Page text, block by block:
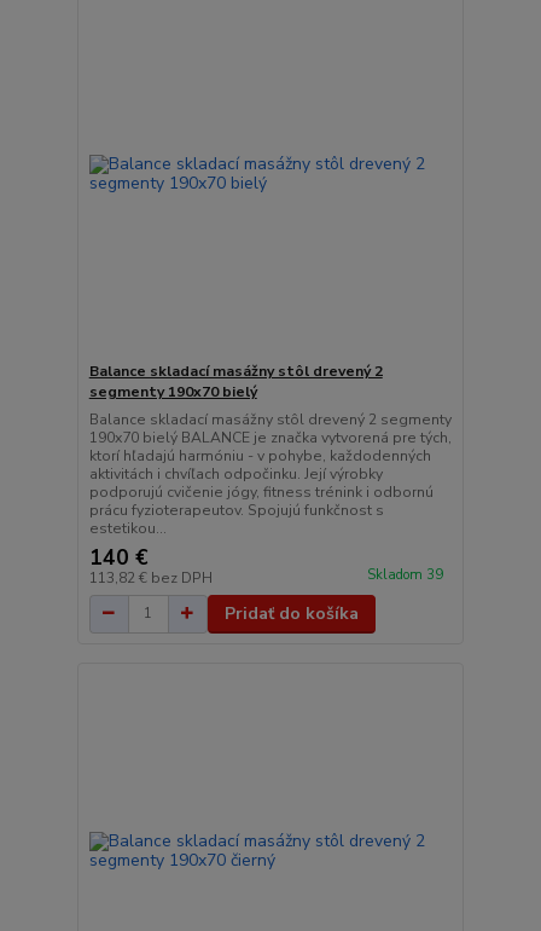
Balance skladací masážny stôl drevený 2
segmenty 190x70 bielý
Balance skladací masážny stôl drevený 2 segmenty
190x70 bielý BALANCE je značka vytvorená pre tých,
ktorí hľadajú harmóniu - v pohybe, každodenných
aktivitách i chvíľach odpočinku. Její výrobky
podporujú cvičenie jógy, fitness trénink i odbornú
prácu fyzioterapeutov. Spojujú funkčnost s
estetikou...
140 €
113,82 € bez DPH Skladom 39
Pridať do košíka